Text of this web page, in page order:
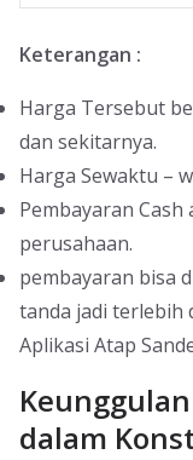
Keterangan :
Harga Tersebut
dan sekitarnya.
Harga Sewaktu –
Pembayaran
perusahaan.
pembayaran bisa
tanda jadi terlebih
Aplikasi Atap
dalam